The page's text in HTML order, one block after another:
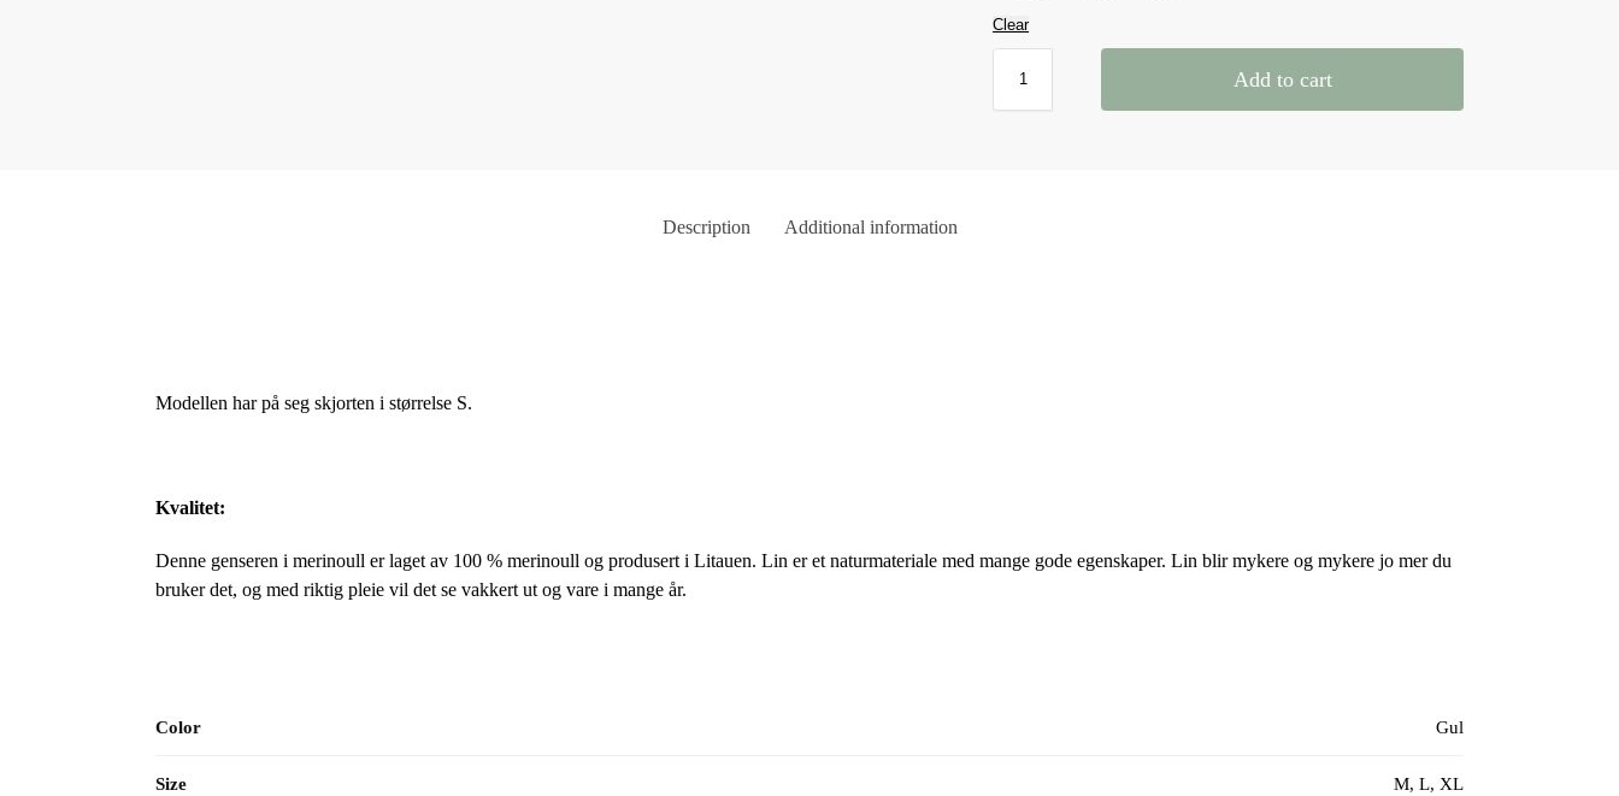
Clear
Add to cart
Description Additional information
Modellen har på seg skjorten i størrelse S.
Kvalitet:
Denne genseren i merinoull er laget av 100 % merinoull og produsert i Litauen. Lin er et naturmateriale med mange gode egenskaper. Lin blir mykere og mykere jo mer du
bruker det, og med riktig pleie vil det se vakkert ut og vare i mange år.
Color Gul
Size M, L, XL